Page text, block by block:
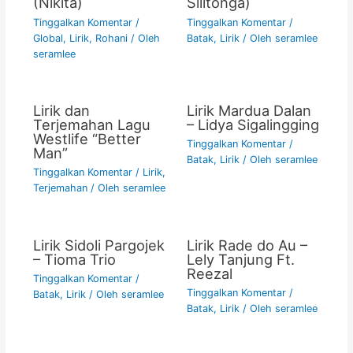
Tinggalkan Komentar /
Global, Lirik, Rohani/ Oleh
seramlee
Tinggalkan Komentar /
Batak, Lirik/ Oleh seramlee
Lirik dan
Terjemahan Lagu
Westlife “Better
Man”
Tinggalkan Komentar / Lirik,
Terjemahan/ Oleh seramlee
Lirik Mardua Dalan
– Lidya Sigalingging
Tinggalkan Komentar /
Batak, Lirik/ Oleh seramlee
Lirik Sidoli Pargojek
– Tioma Trio
Tinggalkan Komentar /
Batak, Lirik/ Oleh seramlee
Lirik Rade do Au –
Lely Tanjung Ft.
Reezal
Tinggalkan Komentar /
Batak, Lirik/ Oleh seramlee